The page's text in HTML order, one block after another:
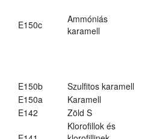
E150c
Ammóniás
karamell
E150b
Szulfitos karamell
E150a
Karamell
E142
Zöld S
Klorofillok és